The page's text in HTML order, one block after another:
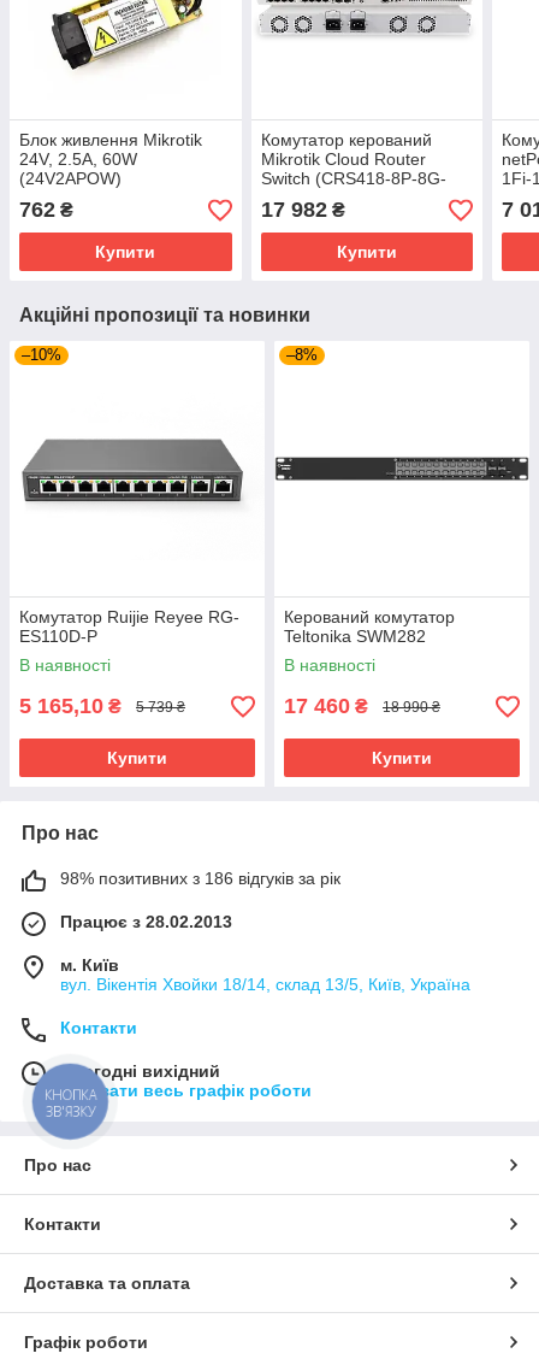
Блок живлення Mikrotik
24V, 2.5А, 60W
(24V2APOW)
762 ₴
Купити
Комутатор керований
Mikrotik Cloud Router
Switch (CRS418-8P-8G-
2S+RM)
17 982₴
Купити
1Fi-
7
Акційні пропозиції та новинки
–10%
Комутатор Ruijie Reyee RG-
ES110D-P
В наявності
5 165,10 ₴ 5 739 ₴
Купити
–8%
Керований комутатор
Teltonika SWM282
В наявності
17 460 ₴ 18 990 ₴
Купити
Про нас
98% позитивних з 186 відгуків за рік
Працює з 28.02.2013
м. Київ
вул. Вікентія Хвойки 18/14, склад 13/5, Київ, Україна
Контакти
Сьогодні вихідний
Показати весь графік роботи
Про нас
Контакти
Доставка та оплата
Графік роботи
КНОПКА
ЗВ'ЯЗКУ